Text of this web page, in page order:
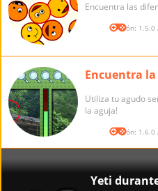
Encuentra las
Versión: 1.5.0
Encuentra
Utiliza tu agudo
la aguja!
Versión: 1.6.0